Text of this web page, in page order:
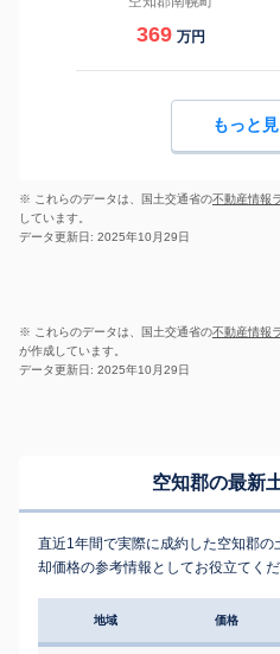
369 万円
もっと
※ これらのデータは、国土交通省の不動産情報
しています。
データ更新日: 2025年10月29日
※ これらのデータは、国土交通省の不動産情報
が作成しています。
データ更新日: 2025年10月29日
空知郡の最新
直近1年間で実際に成約した空知郡
却価格の参考情報としてお役立てくだ
地域 価格